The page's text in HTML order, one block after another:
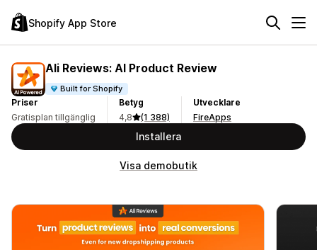
Shopify App Store
Ali Reviews: AI Product Review
Built for Shopify
Priser
Gratisplan tillgänglig
Betyg
4,8
(1 388)
Utvecklare
FireApps
Installera
Visa demobutik